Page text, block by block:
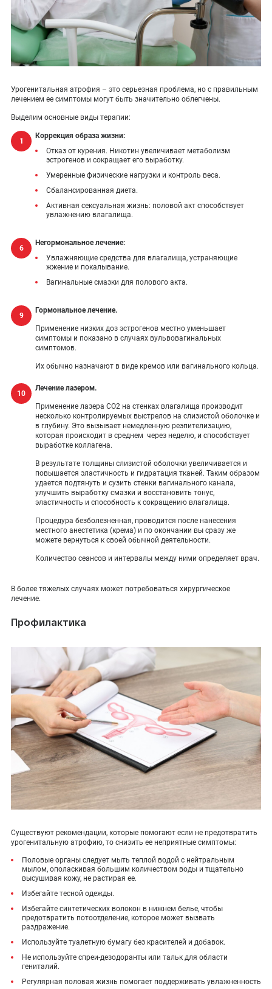
Урогенитальная атрофия – это серьезная проблема, но с правильным
лечением ее симптомы могут быть значительно облегчены.
Выделим основные виды терапии:
Коррекция образа жизни:
Отказ от курения. Никотин увеличивает метаболизм
эстрогенов и сокращает его выработку.
Умеренные физические нагрузки и контроль веса.
Сбалансированная диета.
Активная сексуальная жизнь: половой акт способствует
увлажнению влагалища.
Негормональное лечение:
Увлажняющие средства для влагалища, устраняющие
жжение и покалывание.
Вагинальные смазки для полового акта.
Гормональное лечение.
Применение низких доз эстрогенов местно уменьшает
симптомы и показано в случаях вульвовагинальных
симптомов.
Их обычно назначают в виде кремов или вагинального кольца.
Лечение лазером.
Применение лазера CO2 на стенках влагалища производит
несколько контролируемых выстрелов на слизистой оболочке и
в глубину. Это вызывает немедленную реэпителизацию,
которая происходит в среднем через неделю, и способствует
выработке коллагена.
В результате толщины слизистой оболочки увеличивается и
повышается эластичность и гидратация тканей. Таким образом
удается подтянуть и сузить стенки вагинального канала,
улучшить выработку смазки и восстановить тонус,
эластичность и способность к сокращению влагалища.
Процедура безболезненная, проводится после нанесения
местного анестетика (крема) и по окончании вы сразу же
можете вернуться к своей обычной деятельности.
Количество сеансов и интервалы между ними определяет врач.
В более тяжелых случаях может потребоваться хирургическое
лечение.
Профилактика
Существуют рекомендации, которые помогают если не предотвратить
урогенитальную атрофию, то снизить ее неприятные симптомы:
Половые органы следует мыть теплой водой с нейтральным
мылом, ополаскивая большим количеством воды и тщательно
высушивая кожу, не растирая ее.
Избегайте тесной одежды.
Избегайте синтетических волокон в нижнем белье, чтобы
предотвратить потоотделение, которое может вызвать
раздражение.
Используйте туалетную бумагу без красителей и добавок.
Не используйте спреи-дезодоранты или тальк для области
гениталий.
Регулярная половая жизнь помогает поддерживать увлажненность